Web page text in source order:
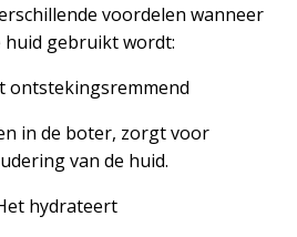
voordelen wanneer
huid gebruikt wordt:
ontstekingsremmend
in de boter, zorgt voor
van de huid.
hydrateert